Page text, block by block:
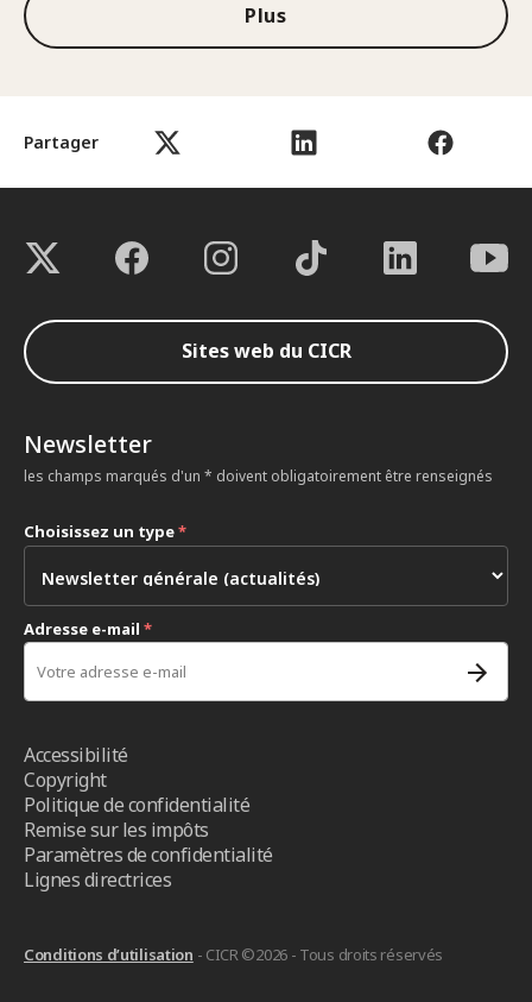
Partager
Plus
Sites web du CICR
Newsletter
les champs marqués d'un * doivent obligatoirement être renseignés
Choisissez un type*
Adresse e-mail *
Accessibilité
Copyright
Politique de confidentialité
Remise sur les impôts
Paramètres de confidentialité
Lignes directrices
Conditions d’utilisation - CICR ©2026 - Tous droits réservés